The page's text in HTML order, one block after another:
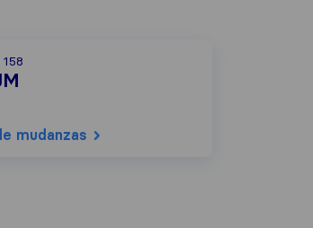
158
mudanzas